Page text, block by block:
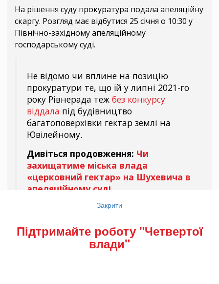
На рішення суду прокуратура подала апеляційну
скаргу. Розгляд має відбутися 25 січня о 10:30 у
Північно-західному апеляційному
господарському суді.
Не відомо чи вплине на позицію
прокуратури те, що їй у липні 2021-го
року Рівнерада теж без конкурсу
віддала під будівництво
багатоповерхівки гектар землі на
Ювілейному.
Дивіться продовження: Чи
захищатиме міська влада
«церковний гектар» на Шухевича в
апеляційному суді
Якщо наша діяльність вам подобається і ви
вважаєте її важливою –підтримайте «Четверту
. Завдяки підтримці ми зможемо
Закрити
Підтримайте роботу "Четвертої
влади"